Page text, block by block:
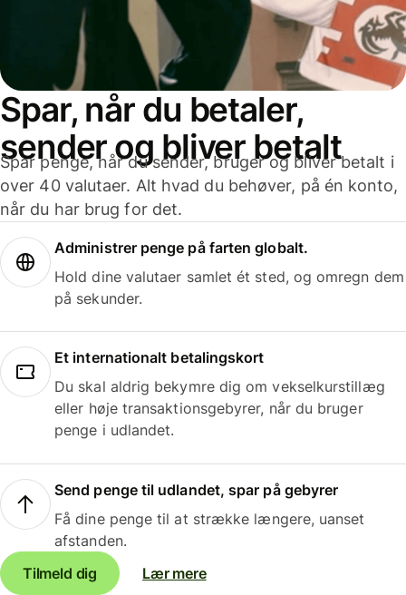
Spar, når du betaler,
sender og bliver betalt
Spar penge, når du sender, bruger og bliver betalt i
over 40 valutaer. Alt hvad du behøver, på én konto,
når du har brug for det.
Administrer penge på farten globalt.
Hold dine valutaer samlet ét sted, og omregn dem
på sekunder.
Et internationalt betalingskort
Du skal aldrig bekymre dig om vekselkurstillæg
eller høje transaktionsgebyrer, når du bruger
penge i udlandet.
Send penge til udlandet, spar på gebyrer
Få dine penge til at strække længere, uanset
afstanden.
Tilmeld dig
Lær mere